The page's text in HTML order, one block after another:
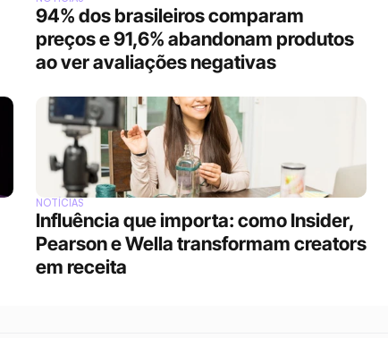
94% dos brasileiros comparam
preços e 91,6% abandonam produtos
ao ver avaliações negativas
NOTÍCIAS
Influência que importa: como Insider,
Pearson e Wella transformam creators
em receita